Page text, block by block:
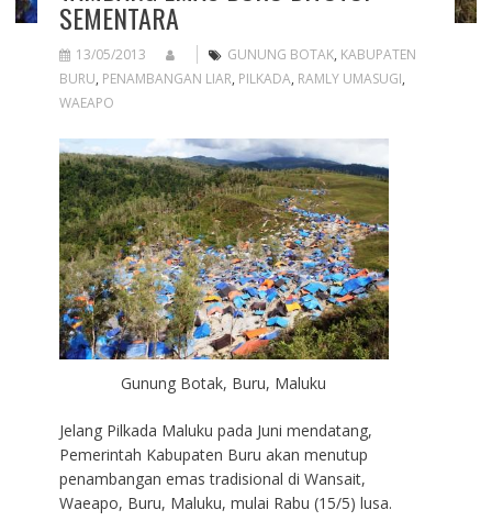
SEMENTARA
13/05/2013 GUNUNG BOTAK, KABUPATEN
BURU, PENAMBANGAN LIAR, PILKADA, RAMLY UMASUGI,
WAEAPO
Gunung Botak, Buru, Maluku
Jelang Pilkada Maluku pada Juni mendatang,
Pemerintah Kabupaten Buru akan menutup
penambangan emas tradisional di Wansait,
Waeapo, Buru, Maluku, mulai Rabu (15/5) lusa.